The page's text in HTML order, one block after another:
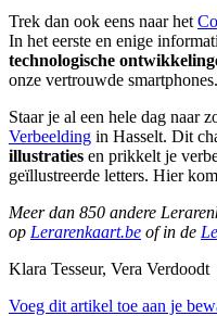
Trek dan ook eens naar het
In het eerste en enige
technologische
onze vertrouwde smartphones.
Staar je al een hele dag naar
Verbeelding in Hasselt. Dit
illustraties en prikkelt je
geïllustreerde letters. Hier
Meer dan 850 andere
op Lerarenkaart.be of in de
Klara Tesseur, Vera Verdoodt
Voeg dit artikel toe aan je